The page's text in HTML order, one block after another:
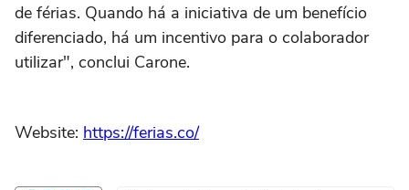
de férias. Quando há a iniciativa de um benefício
diferenciado, há um incentivo para o colaborador
utilizar", conclui Carone.
Website: https://ferias.co/